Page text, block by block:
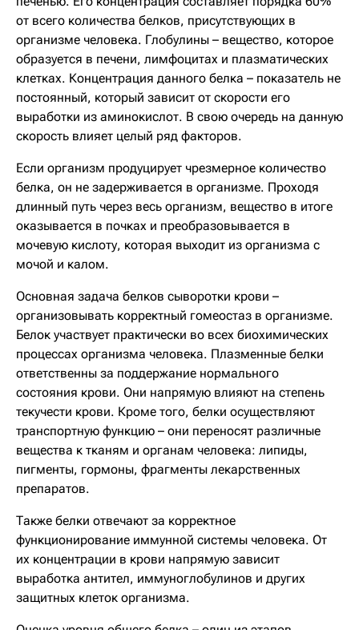
от всего количества белков, присутствующих в
организме человека. Глобулины – вещество, которое
образуется в печени, лимфоцитах и плазматических
клетках. Концентрация данного белка – показатель не
постоянный, который зависит от скорости его
выработки из аминокислот. В свою очередь на данную
скорость влияет целый ряд факторов.
Если организм продуцирует чрезмерное количество
белка, он не задерживается в организме. Проходя
длинный путь через весь организм, вещество в итоге
оказывается в почках и преобразовывается в
мочевую кислоту, которая выходит из организма с
мочой и калом.
Основная задача белков сыворотки крови –
организовывать корректный гомеостаз в организме.
Белок участвует практически во всех биохимических
процессах организма человека. Плазменные белки
ответственны за поддержание нормального
состояния крови. Они напрямую влияют на степень
текучести крови. Кроме того, белки осуществляют
транспортную функцию – они переносят различные
вещества к тканям и органам человека: липиды,
пигменты, гормоны, фрагменты лекарственных
препаратов.
Также белки отвечают за корректное
функционирование иммунной системы человека. От
их концентрации в крови напрямую зависит
выработка антител, иммуноглобулинов и других
защитных клеток организма.